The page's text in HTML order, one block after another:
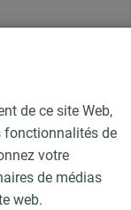
de ce site Web,
fonctionnalités de
votre
de médias
web.